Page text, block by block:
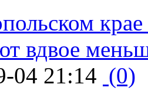
вдвое
04 21:14 (0)